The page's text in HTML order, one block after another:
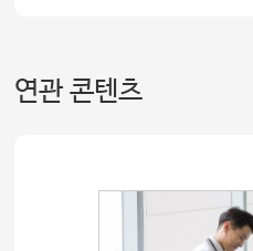
연관 콘텐츠